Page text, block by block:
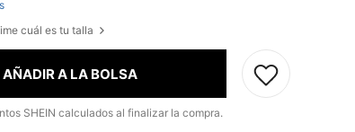
cuál es tu talla
AÑADIR A LA BOLSA
SHEIN calculados al finalizar la compra.